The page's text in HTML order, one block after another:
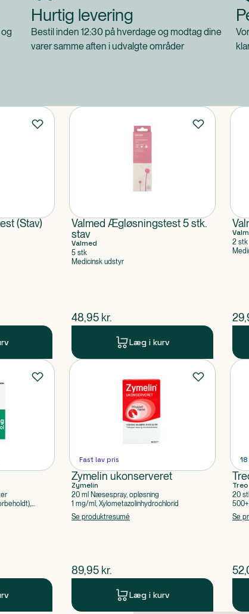
Hurtig levering
Bestil inden 12:30 på hverdage og modtag dine
varer samme aften i udvalgte områder
(Stav)
Valmed Ægløsningstest 5 stk.
stav
Valmed
5 stk
Medicinsk udstyr
$nuværende pris
48,95 kr.
Læg i kurv
2 stk
$
Fast lav pris
Zymelin ukonserveret
Zymelin
20 ml Næsespray, opløsning
1 mg/ml, Xylometazolinhydrochlorid
Se produktresumé
$nuværende pris
89,95 kr.
Læg i kurv
18
Treo
20
Se
$